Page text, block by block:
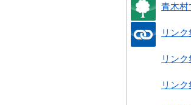
青木村
リンク
リンク
リンク